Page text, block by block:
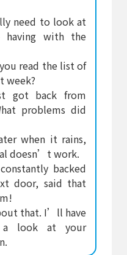
need to look at
having with the
read the list of
week?
got back from
problems did
when it rains,
doesn’t work.
backed
door, said that
that. I’ll have
a look at your